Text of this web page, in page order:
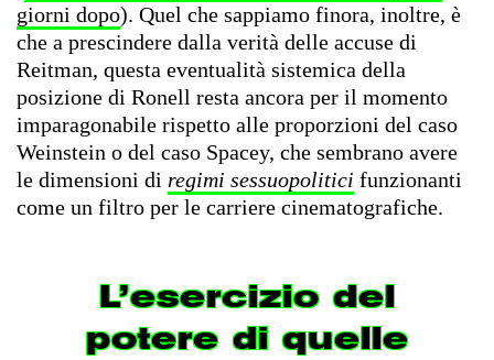
giorni dopo). Quel che sappiamo finora, inoltre, è
che a prescindere dalla verità delle accuse di
Reitman, questa eventualità sistemica della
posizione di Ronell resta ancora per il momento
imparagonabile rispetto alle proporzioni del caso
Weinstein o del caso Spacey, che sembrano avere
le dimensioni di regimi sessuopolitici funzionanti
come un filtro per le carriere cinematografiche.
L’esercizio del
potere di quelle